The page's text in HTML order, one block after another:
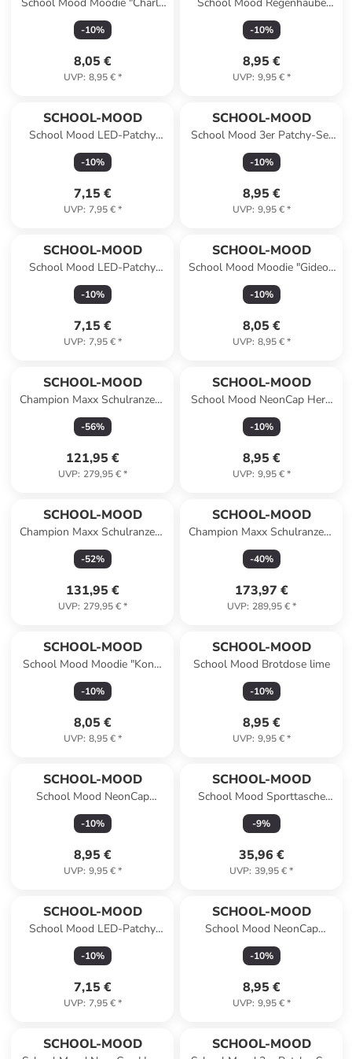
Clever", Plüschanhänger
-10%
8,05 €
UVP: 8,95 €*
neongrün
-10%
8,95 €
UVP: 9,95 €*
SCHOOL-MOOD
School Mood LED-Patchy
Feuerwehr
-10%
7,15 €
UVP: 7,95 €*
SCHOOL-MOOD
School Mood 3er Patchy-Set
Aqua
-10%
8,95 €
UVP: 9,95 €*
SCHOOL-MOOD
School Mood LED-Patchy
Herz
-10%
7,15 €
UVP: 7,95 €*
SCHOOL-MOOD
School Mood Moodie "Gideon
Glück", Plüschanhänger
-10%
8,05 €
UVP: 8,95 €*
SCHOOL-MOOD
Champion Maxx Schulranzen-
Set 6-Teilig Modell 2026 in
Finn
-56%
121,95 €
UVP: 279,95 €*
SCHOOL-MOOD
School Mood NeonCap Hero
Air+ (2021) gelb
-10%
8,95 €
UVP: 9,95 €*
SCHOOL-MOOD
Champion Maxx Schulranzen-
Set 6-Teilig Modell 2026 in
Lina
-52%
131,95 €
UVP: 279,95 €*
SCHOOL-MOOD
Champion Maxx Schulranzen-
Set in Aqua
-40%
173,97 €
UVP: 289,95 €*
SCHOOL-MOOD
School Mood Moodie "Konni
Konzentration",
Plüschanhänger
-10%
8,05 €
UVP: 8,95 €*
SCHOOL-MOOD
School Mood Brotdose lime
-10%
8,95 €
UVP: 9,95 €*
SCHOOL-MOOD
School Mood NeonCap
Timeless (ab 2022) pink
-10%
8,95 €
UVP: 9,95 €*
SCHOOL-MOOD
School Mood Sporttasche
Moritz (Weltall)
-9%
35,96 €
UVP: 39,95 €*
SCHOOL-MOOD
School Mood LED-Patchy
Muschel
-10%
7,15 €
UVP: 7,95 €*
SCHOOL-MOOD
School Mood NeonCap
Champion / Champion Maxx /
Hero Maxx gelb
-10%
8,95 €
UVP: 9,95 €*
SCHOOL-MOOD SCHOOL-MOOD